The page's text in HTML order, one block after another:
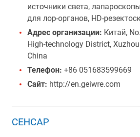
источники света,
для лор-органов, HD-
Адрес организации: Китай,
High-technology District,
China
Телефон: +86 051683599669
Сайт: http://en.geiwre.com
СЕНСАР